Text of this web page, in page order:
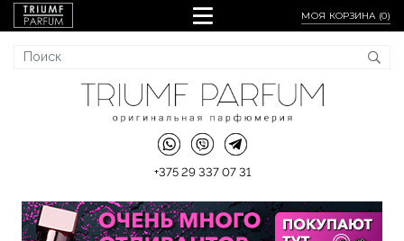
МОЯ КОРЗИНА (0)
+375 29 337 07 31